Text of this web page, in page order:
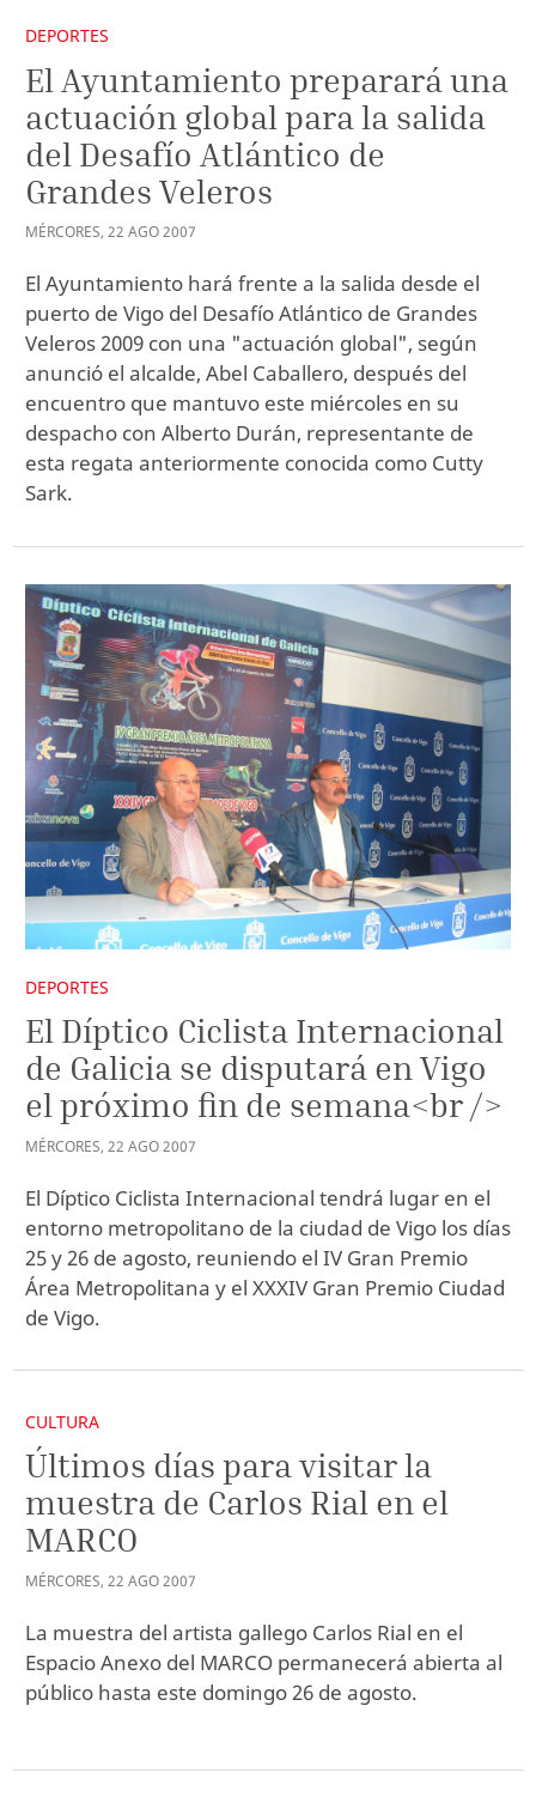
DEPORTES
El Ayuntamiento preparará una
actuación global para la salida
del Desafío Atlántico de
Grandes Veleros
MÉRCORES, 22 AGO2007
El Ayuntamiento hará frente a la salida desde el
puerto de Vigo del Desafío Atlántico de Grandes
Veleros 2009 con una "actuación global", según
anunció el alcalde, Abel Caballero, después del
encuentro que mantuvo este miércoles en su
despacho con Alberto Durán, representante de
esta regata anteriormente conocida como Cutty
Sark.
DEPORTES
El Díptico Ciclista Internacional
de Galicia se disputará en Vigo
el próximo fin de semana<br />
MÉRCORES, 22 AGO2007
El Díptico Ciclista Internacional tendrá lugar en el
entorno metropolitano de la ciudad de Vigo los días
25 y 26 de agosto, reuniendo el IV Gran Premio
Área Metropolitana y el XXXIV Gran Premio Ciudad
de Vigo.
CULTURA
Últimos días para visitar la
muestra de Carlos Rial en el
MARCO
MÉRCORES, 22 AGO2007
La muestra del artista gallego Carlos Rial en el
Espacio Anexo del MARCO permanecerá abierta al
público hasta este domingo 26 de agosto.